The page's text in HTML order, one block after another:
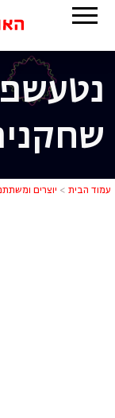
נטע
עמוד הבית > יוצרים